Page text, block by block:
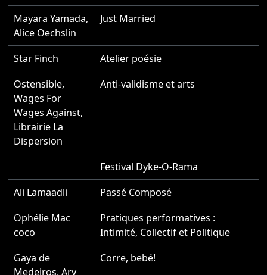
Mayara Yamada,
Alice Oechslin
Just Married
Star Finch Atelier poésie
Ostensible,
Wages For
Wages Against,
Librairie La
Dispersion
Anti-validisme et arts
Festival Dyke-O-Rama
Ali Lamaadli
Passé Composé
Ophélie Mac
coco
Pratiques performatives :
Intimité, Collectif et Politique
Gaya de
Medeiros, Ary
Corre, bebé!